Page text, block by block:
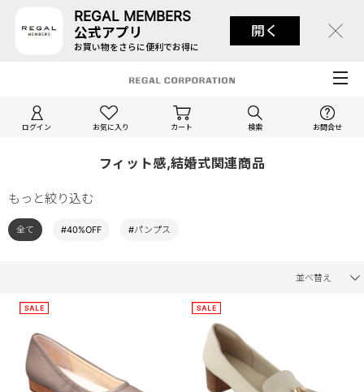
REGAL MEMBERS
公式アプリ
お買い物をさらに便利でお得に
開く
ログイン お気に入り カート 検索 お問合せ
フィット感,結婚式関連商品
もっと絞り込む
全て #40%OFF #パンプス
並べ替え